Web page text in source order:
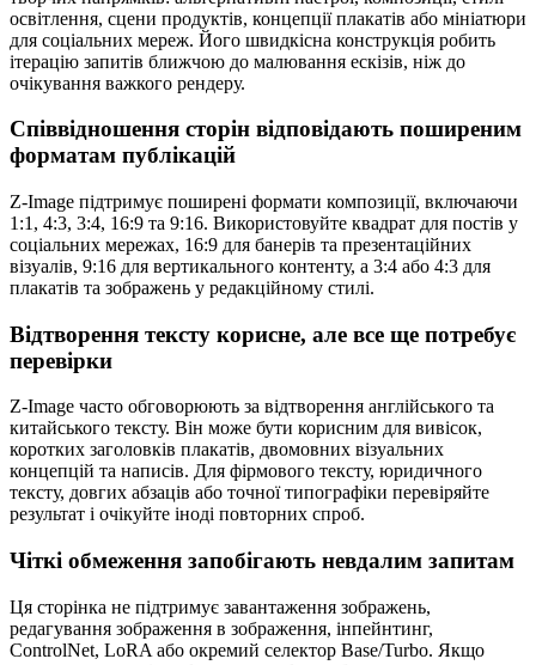
освітлення, сцени продуктів, концепції плакатів або мініатюри
для соціальних мереж. Його швидкісна конструкція робить
ітерацію запитів ближчою до малювання ескізів, ніж до
очікування важкого рендеру.
Співвідношення сторін відповідають поширеним
форматам публікацій
Z-Image підтримує поширені формати композиції, включаючи
1:1, 4:3, 3:4, 16:9 та 9:16. Використовуйте квадрат для постів у
соціальних мережах, 16:9 для банерів та презентаційних
візуалів, 9:16 для вертикального контенту, а 3:4 або 4:3 для
плакатів та зображень у редакційному стилі.
Відтворення тексту корисне, але все ще потребує
перевірки
Z-Image часто обговорюють за відтворення англійського та
китайського тексту. Він може бути корисним для вивісок,
коротких заголовків плакатів, двомовних візуальних
концепцій та написів. Для фірмового тексту, юридичного
тексту, довгих абзаців або точної типографіки перевіряйте
результат і очікуйте іноді повторних спроб.
Чіткі обмеження запобігають невдалим запитам
Ця сторінка не підтримує завантаження зображень,
редагування зображення в зображення, інпейнтинг,
ControlNet, LoRA або окремий селектор Base/Turbo. Якщо